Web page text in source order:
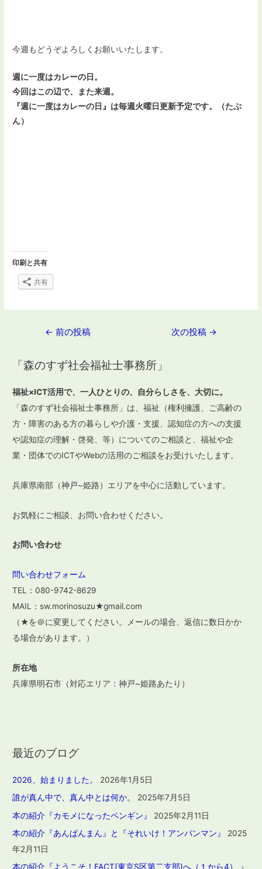
今週もどうぞよろしくお願いいたします。
週に一度はカレーの日。
今回はこの辺で、また来週。
『週に一度はカレーの日』は毎週火曜日更新予定です。（たぶ
ん）
印刷と共有
共有
ナ
ビ
ゲ
ー
シ
ョ
ン
← 前の投稿 次の投稿 →
「森のすず社会福祉士事務所」
福祉×ICT活用で、一人ひとりの、自分らしさを、大切に。
「森のすず社会福祉士事務所」は、福祉（権利擁護、ご高齢の
方・障害のある方の暮らしや介護・支援、認知症の方への支援
や認知症の理解・啓発、等）についてのご相談と、福祉や企
業・団体でのICTやWebの活用のご相談をお受けいたします。
兵庫県南部（神戸~姫路）エリアを中心に活動しています。
お気軽にご相談、お問い合わせください。
お問い合わせ
問い合わせフォーム
TEL：080-9742-8629
MAIL：sw.morinosuzu★gmail.com
（★を＠に変更してください。メールの場合、返信に数日かか
る場合があります。）
所在地
兵庫県明石市（対応エリア：神戸~姫路あたり）
最近のブログ
2026、始まりました。
2026年1月5日
誰が真ん中で、真ん中とは何か。
2025年7月5日
本の紹介『カモメになったペンギン』
2025年2月11日
本の紹介『あんぱんまん』と『それいけ！アンパンマン』
2025
年2月11日
本の紹介『ようこそ！FACT(東京S区第二支部)へ（１から4） 』